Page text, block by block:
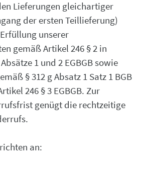
Lieferungen gleichartiger
der ersten Teillieferung)
unserer
gemäßArtikel 246 § 2 in
1 und 2 EGBGB sowie
§ 312 g Absatz 1 Satz 1 BGB
246 § 3 EGBGB. Zur
genügt die rechtzeitige
an: